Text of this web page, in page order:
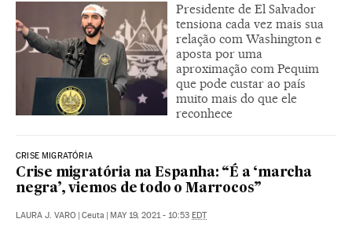
Presidente de El Salvador
tensiona cada vez mais sua
relação com Washington e
aposta por uma
aproximação com Pequim
que pode custar ao país
muito mais do que ele
reconhece
CRISE MIGRATÓRIA
Crise migratória na Espanha: “É a ‘marcha
negra’, viemos de todo o Marrocos”
LAURA J. VARO | Ceuta | MAY 19, 2021 - 10:53 EDT